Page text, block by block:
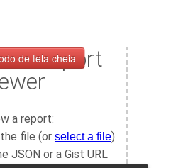
de tela cheia